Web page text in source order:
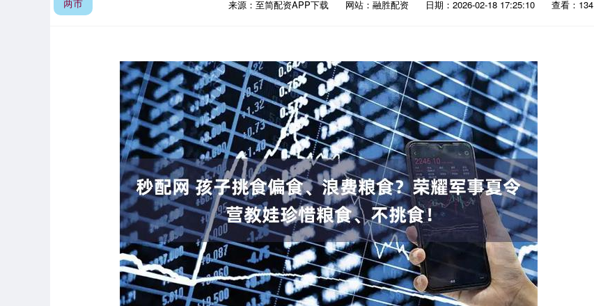
两市 来源：至简配资APP下载 网站：融胜配资 日期：2026-02-18 17:25:10 查看：134
深证成指 14311.01 200.89 1.42% 沪深300 4694.44 43.13